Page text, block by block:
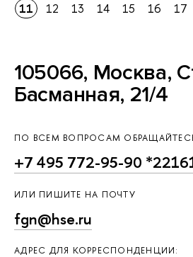
11
12 13 14 15 16 17
105066, Москва,
Басманная, 21/4
ПО ВСЕМ ВОПРОСАМ
+7 495 772-95-90
ИЛИ ПИШИТЕ НА ПОЧТУ
fgn@hse.ru
АДРЕС ДЛЯ КОРРЕСПОНДЕНЦИИ: